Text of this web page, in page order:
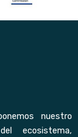
nuestro
ecosistema,